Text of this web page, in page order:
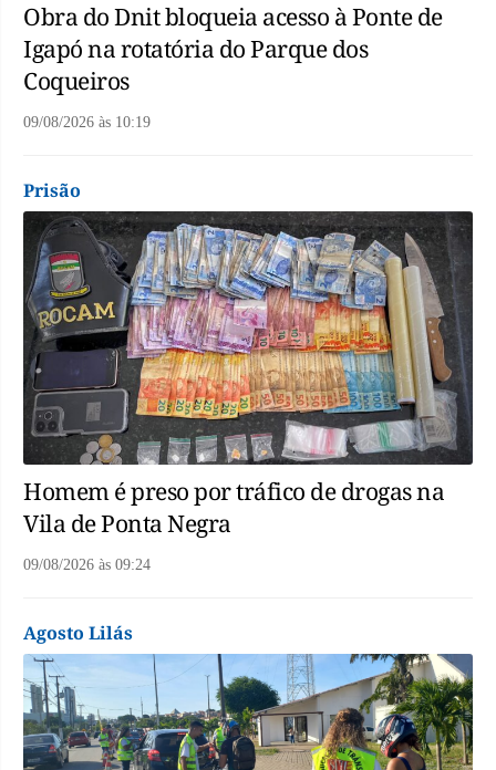
Obra do Dnit bloqueia acesso à Ponte de
Igapó na rotatória do Parque dos
Coqueiros
09/08/2026 às 10:19
Prisão
Homem é preso por tráfico de drogas na
Vila de Ponta Negra
09/08/2026 às 09:24
Agosto Lilás